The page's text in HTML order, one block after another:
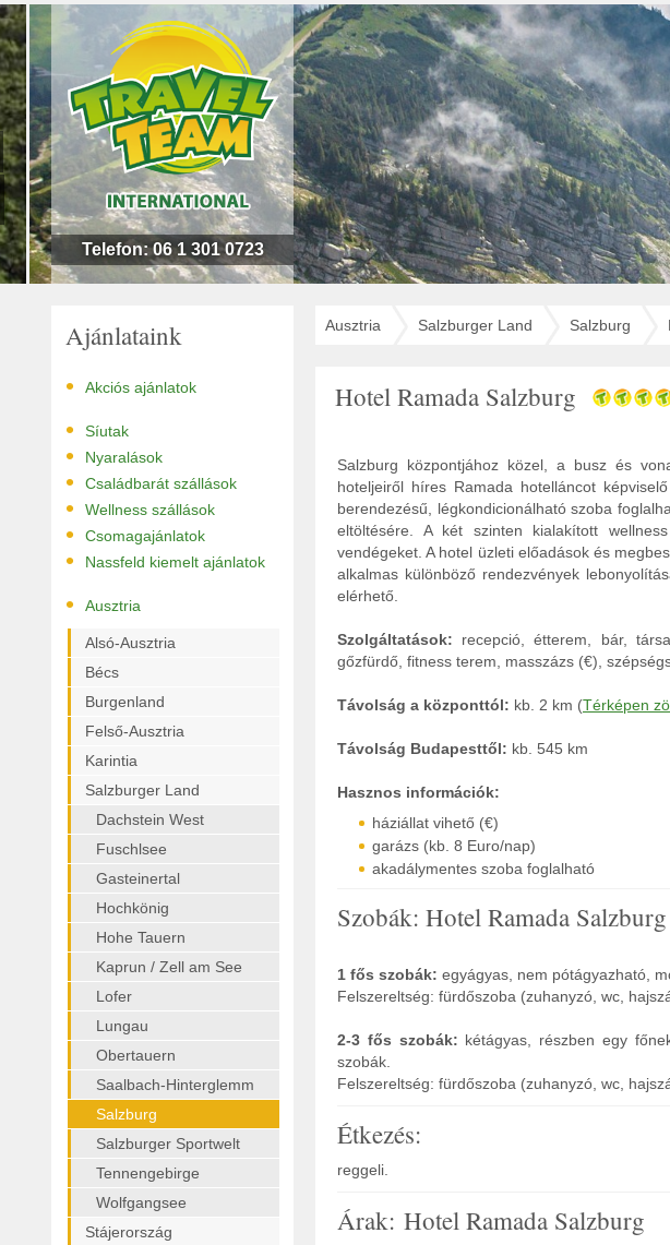
Telefon: 06 1 301 0723
Ajánlataink
• Akciós ajánlatok
• Síutak
• Nyaralások
• Családbarát szállások
• Wellness szállások
• Csomagajánlatok
• Nassfeld kiemelt ajánlatok
• Ausztria
Alsó-Ausztria
Bécs
Burgenland
Felső-Ausztria
Karintia
Salzburger Land
Dachstein West
Fuschlsee
Gasteinertal
Hochkönig
Hohe Tauern
Kaprun / Zell am See
Lofer
Lungau
Obertauern
Saalbach-Hinterglemm
Salzburg
Salzburger Sportwelt
Tennengebirge
Wolfgangsee
Stájerország
Ausztria Salzburger Land Salzburg
Hotel Ramada Salzburg
Salzburg központjához közel, a busz és
hoteljeiről híres Ramada hotelláncot
berendezésű, légkondicionálható szoba
eltöltésére. A két szinten kialakított
vendégeket. A hotel üzleti előadások és
alkalmas különböző rendezvények
elérhető.
Szolgáltatások: recepció, étterem, bár,
gőzfürdő, fitness terem, masszázs (€),
Távolság a központtól: kb. 2 km (Térképen
Távolság Budapesttől: kb. 545 km
Hasznos információk:
háziállat vihető (€)
garázs (kb. 8 Euro/nap)
akadálymentes szoba foglalható
Szobák: Hotel Ramada Salzburg
1 fős szobák: egyágyas, nem pótágyazható,
Felszereltség: fürdőszoba (zuhanyzó, wc,
2-3 fős szobák: kétágyas, részben egy
szobák.
Felszereltség: fürdőszoba (zuhanyzó, wc,
Étkezés:
reggeli.
Árak: Hotel Ramada Salzburg